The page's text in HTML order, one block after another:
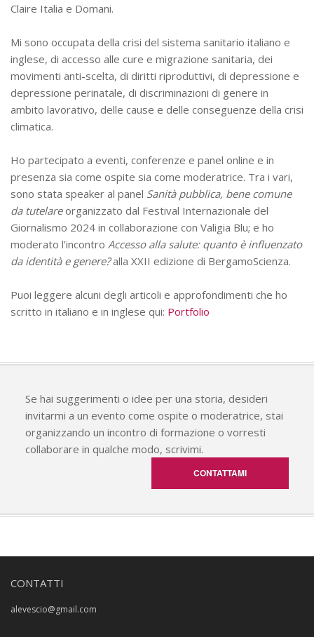
Claire Italia e Domani.
Mi sono occupata della crisi del sistema sanitario italiano e
inglese, di accesso alle cure e migrazione sanitaria, dei
movimenti anti-scelta, di diritti riproduttivi, di depressione e
depressione perinatale, di discriminazioni di genere in
ambito lavorativo, delle cause e delle conseguenze della crisi
climatica.
Ho partecipato a eventi, conferenze e panel online e in
presenza sia come ospite sia come moderatrice. Tra i vari,
sono stata speaker al panel Sanità pubblica, bene comune
da tutelareorganizzato dal Festival Internazionale del
Giornalismo 2024 in collaborazione con Valigia Blu; e ho
moderato l’incontro Accesso alla salute: quanto è influenzato
da identità e genere?alla XXII edizione di BergamoScienza.
Puoi leggere alcuni degli articoli e approfondimenti che ho
scritto in italiano e in inglese qui: Portfolio
Se hai suggerimenti o idee per una storia, desideri
invitarmi a un evento come ospite o moderatrice, stai
organizzando un incontro di formazione o vorresti
collaborare in qualche modo, scrivimi.
CONTATTAMI
CONTATTI
alevescio@gmail.com